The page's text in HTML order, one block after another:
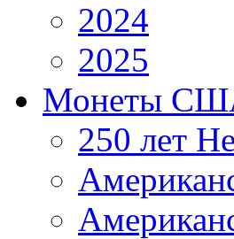
2024
2025
Монеты
250 лет